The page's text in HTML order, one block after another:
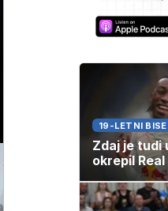
19-LETNI
Zdaj je tudi
okrepil